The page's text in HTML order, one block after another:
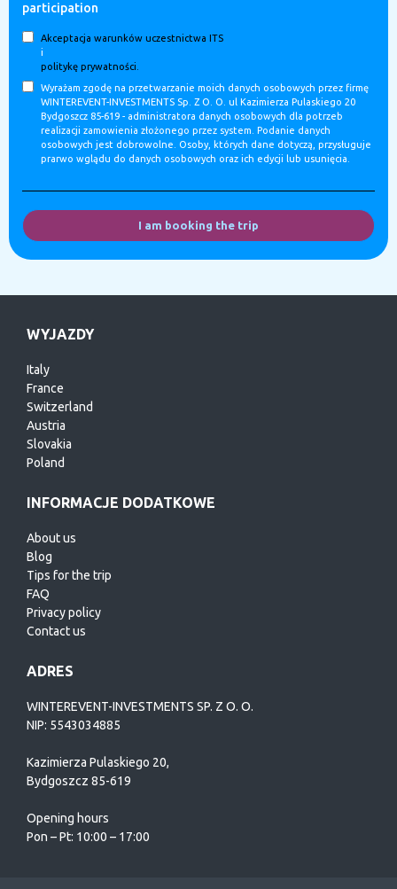
participation
Akceptacja warunków uczestnictwa ITS
i
politykę prywatności.
Wyrażam zgodę na przetwarzanie moich danych osobowych przez firmę
WINTEREVENT-INVESTMENTS Sp. Z O. O. ul Kazimierza Pulaskiego 20
Bydgoszcz 85-619 - administratora danych osobowych dla potrzeb
realizacji zamowienia złożonego przez system. Podanie danych
osobowych jest dobrowolne. Osoby, których dane dotyczą, przysługuje
prarwo wglądu do danych osobowych oraz ich edycji lub usunięcia.
I am booking the trip
WYJAZDY
Italy
France
Switzerland
Austria
Slovakia
Poland
INFORMACJE DODATKOWE
About us
Blog
Tips for the trip
FAQ
Privacy policy
Contact us
ADRES
WINTEREVENT-INVESTMENTS SP. Z O. O.
NIP: 5543034885
Kazimierza Pulaskiego 20,
Bydgoszcz 85-619
Opening hours
Pon – Pt: 10:00 – 17:00